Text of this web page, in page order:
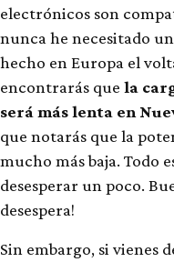
electrónicos son
nunca he necesitado
hecho en Europa el
encontrarás que la
será más lenta en
que notarás que la
mucho más baja. Todo
desesperar un poco.
desespera!
Sin embargo, si vienes